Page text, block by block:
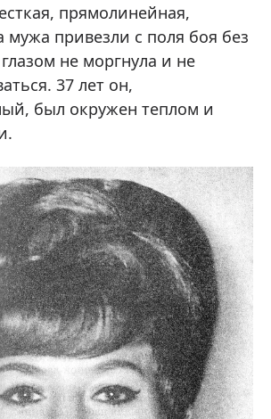
прямолинейная,
мужа привезли с поля боя без
не моргнула и не
37 лет он,
был окружен теплом и